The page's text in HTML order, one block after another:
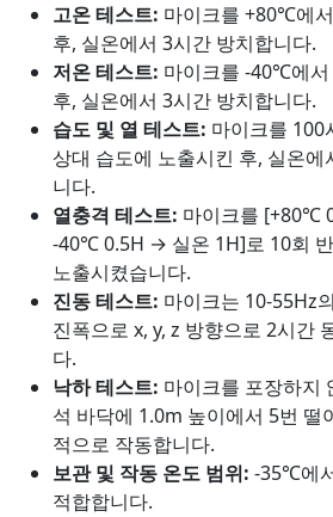
고온 테스트: 마이크를 +80℃에
후, 실온에서 3시간 방치합니다.
저온 테스트: 마이크를 -40℃에
후, 실온에서 3시간 방치합니다.
습도 및 열 테스트: 마이크를
상대 습도에 노출시킨 후, 실온
니다.
열충격 테스트: 마이크를 [+80℃
-40℃ 0.5H → 실온 1H]로 10회
노출시켰습니다.
진동 테스트: 마이크는 10-55Hz
진폭으로 x, y, z 방향으로 2시간
다.
낙하 테스트: 마이크를 포장하지
석 바닥에 1.0m 높이에서 5번 떨
적으로 작동합니다.
보관 및 작동 온도 범위: -35℃에
적합합니다.